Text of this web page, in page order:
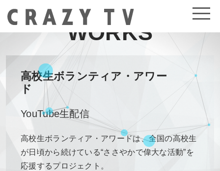
WORKS
高校生ボランティア・アワー
ド
YouTube生配信
高校生ボランティア・アワードは、全国の高校生
が日頃から続けている“ささやかで偉大な活動”を
応援するプロジェクト。